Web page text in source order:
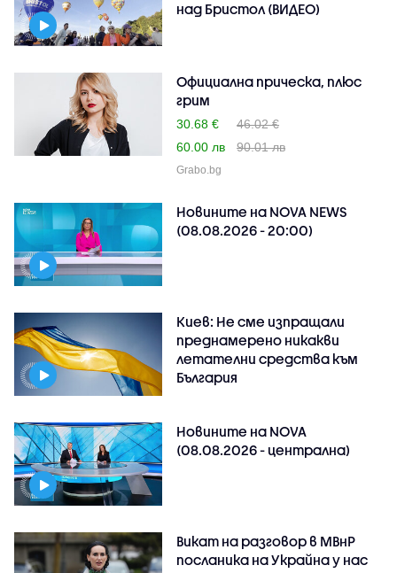
над Бристол (ВИДЕО)
Oфициална прическа, плюс
грим
30.68 €
46.02 €
60.00 лв
90.01 лв
Grabo.bg
Новините на NOVA NEWS
(08.08.2026 - 20:00)
Киев: Не сме изпращали
преднамерено никакви
летателни средства към
България
Новините на NOVA
(08.08.2026 - централна)
Викат на разговор в МВнР
посланика на Украйна у нас